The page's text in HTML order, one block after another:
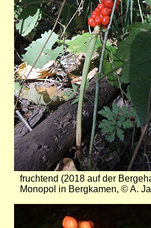
fruchtend (2018 auf der
Monopol in Bergkamen, © A.